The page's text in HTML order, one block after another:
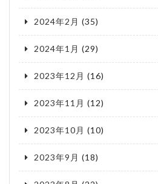
2024年2月 (35)
2024年1月 (29)
2023年12月 (16)
2023年11月 (12)
2023年10月 (10)
2023年9月 (18)